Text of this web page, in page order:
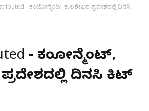
- ಕಂಟೋನ್ಮೆಂಟ್, ಕುಲಶೇಖರ ಪ್ರದೇಶದಲ್ಲಿ ದಿನಸಿ
- ಕಂಟೋನ್ಮೆಂಟ್,
ದಿನಸಿ ಕಿಟ್